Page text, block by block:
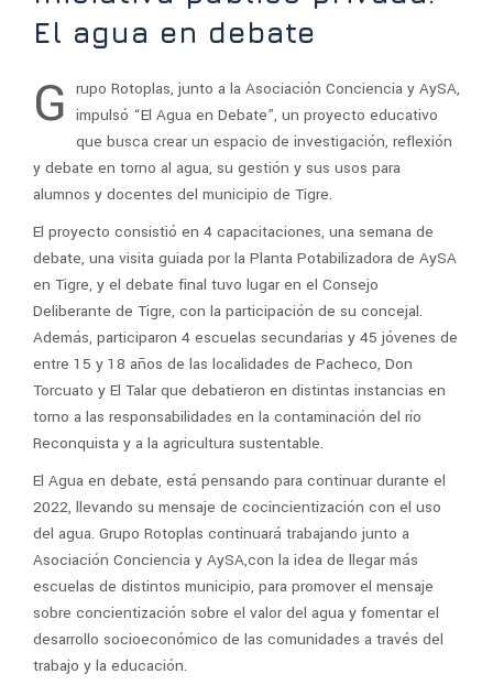
El agua en debate
G rupo Rotoplas, junto a la Asociación Conciencia y AySA,
impulsó “El Agua en Debate”, un proyecto educativo
que busca crear un espacio de investigación, reflexión
y debate en torno al agua, su gestión y sus usos para
alumnos y docentes del municipio de Tigre.
El proyecto consistió en 4 capacitaciones, una semana de
debate, una visita guiada por la Planta Potabilizadora de AySA
en Tigre, y el debate final tuvo lugar en el Consejo
Deliberante de Tigre, con la participación de su concejal.
Además, participaron 4 escuelas secundarias y 45 jóvenes de
entre 15 y 18 años de las localidades de Pacheco, Don
Torcuato y El Talar que debatieron en distintas instancias en
torno a las responsabilidades en la contaminación del río
Reconquista y a la agricultura sustentable.
El Agua en debate, está pensando para continuar durante el
2022, llevando su mensaje de cocincientización con el uso
del agua. Grupo Rotoplas continuará trabajando junto a
Asociación Conciencia y AySA,con la idea de llegar más
escuelas de distintos municipio, para promover el mensaje
sobre concientización sobre el valor del agua y fomentar el
desarrollo socioeconómico de las comunidades a través del
trabajo y la educación.